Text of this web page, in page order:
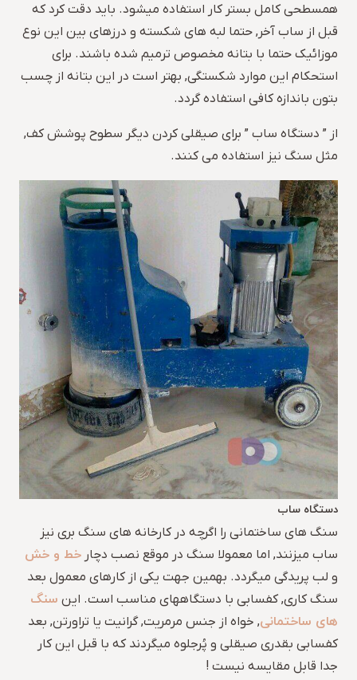
همسطحی کامل بستر کار استفاده میشود. باید دقت کرد که
قبل از ساب آخر, حتما لبه های شکسته و درزهای بین این نوع
موزائیک حتما با بتانه مخصوص ترمیم شده باشند. برای
استحکام این موارد شکستگی, بهتر است در این بتانه از چسب
بتون باندازه کافی استفاده گردد.
از ” دستگاه ساب ” برای صیقلی کردن دیگر سطوح پوشش کف,
مثل سنگ نیز استفاده می کنند.
دستگاه ساب
سنگ های ساختمانی را اگرچه در کارخانه های سنگ بری نیز
ساب میزنند, اما معمولا سنگ در موقع نصب دچار خط و خش
و لب پریدگی میگردد. بهمین جهت یکی از کارهای معمول بعد
سنگ کاری, کفسابی با دستگاههای مناسب است. این سنگ
های ساختمانی, خواه از جنس مرمریت, گرانیت یا تراورتن, بعد
کفسابی بقدری صیقلی و پُرجلوه میگردند که با قبل این کار
جدا قابل مقایسه نیست !